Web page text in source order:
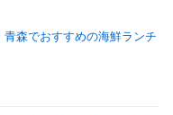
森でおすすめの海鮮ランチ